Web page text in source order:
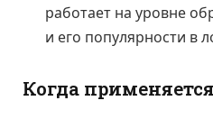
работает на уровне
и его популярности в
Когда применяется